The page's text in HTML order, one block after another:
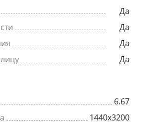
Да
Да
Да
Да
6.67
1440x3200